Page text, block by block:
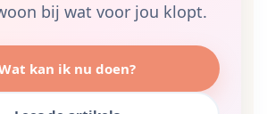
bij wat voor jou klopt.
kan ik nu doen?